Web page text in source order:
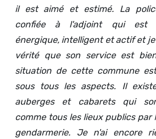
il est aimé et estimé. La
confiée à l'adjoint qui est
énergique, intelligent et actif et je
vérité que son service est
situation de cette commune
sous tous les aspects. Il
auberges et cabarets qui
comme tous les lieux publics par
gendarmerie. Je n'ai encore